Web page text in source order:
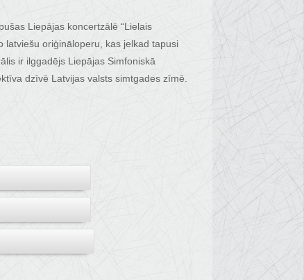
Liepājas koncertzālē “Lielais
latviešu oriģināloperu, kas jelkad tapusi
ir ilggadējs Liepājas Simfoniskā
dzīvē Latvijas valsts simtgades zīmē.